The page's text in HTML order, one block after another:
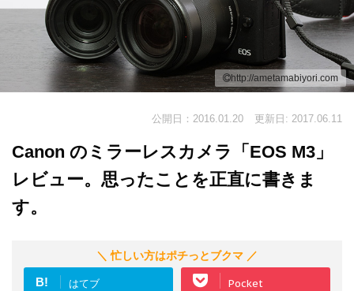
http://ametamabiyori.com
公開日：2016.01.20 更新日: 2017.06.11
Canon のミラーレスカメラ「EOS M3」
レビュー。思ったことを正直に書きま
す。
＼ 忙しい方はポチっとブクマ ／
B! はてブ Pocket